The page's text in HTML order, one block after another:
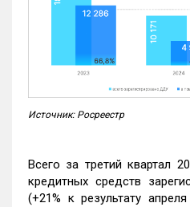
Источник: Росреестр
Всего за третий квартал
кредитных средств
(+21% к результату